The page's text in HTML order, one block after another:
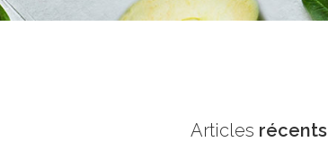
Articles récents